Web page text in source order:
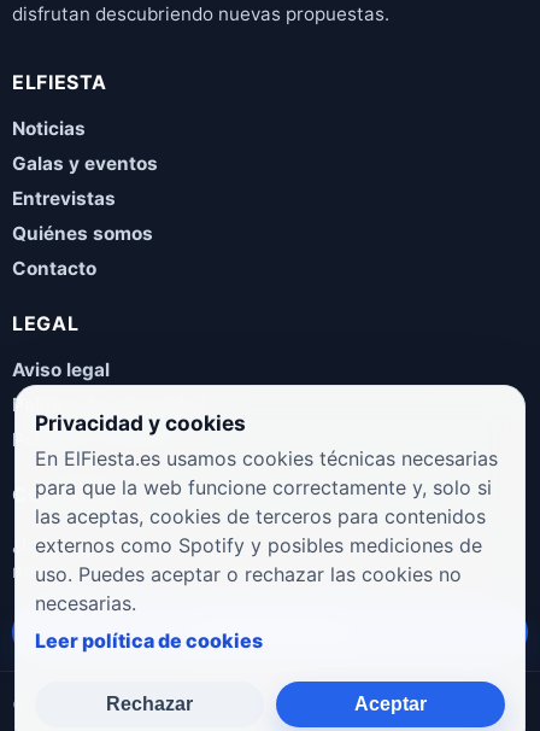
disfrutan descubriendo nuevas propuestas.
ELFIESTA
Noticias
Galas y eventos
Entrevistas
Quiénes somos
Contacto
LEGAL
Aviso legal
Política de privacidad
Política de cookies
COLABORA
¿Eres artista, manager, sello o promotor? Envíanos tus
novedades, galas, entrevistas o propuestas musicales.
Enviar propuesta
© 2026 ElFiesta.es Noticias · Galas · Entrevistas · Música
Privacidad y cookies
En ElFiesta.es usamos cookies técnicas necesarias
para que la web funcione correctamente y, solo si
las aceptas, cookies de terceros para contenidos
externos como Spotify y posibles mediciones de
uso. Puedes aceptar o rechazar las cookies no
necesarias.
Leer política de cookies
Rechazar Aceptar